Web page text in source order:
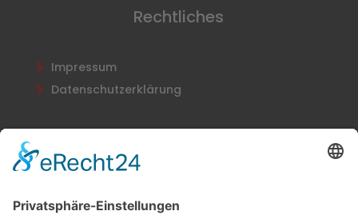
Rechtliches
Impressum
Datenschutzerklärung
Newsletter